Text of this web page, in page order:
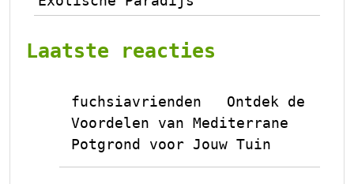
Laatste reacties
fuchsiavrienden
Ontdek de
Voordelen van Mediterrane
Potgrond voor Jouw Tuin